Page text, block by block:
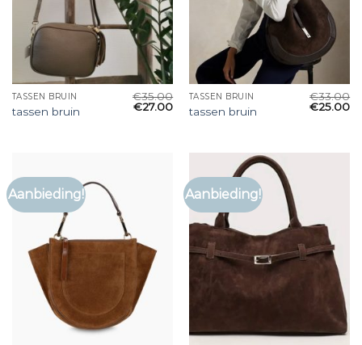
TASSEN BRUIN
tassen bruin
€35.00
€27.00
TASSEN BRUIN
tassen bruin
€33.00
€25.00
Aanbieding! Aanbieding!